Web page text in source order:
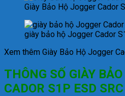
Giày Bảo Hộ Jogger Cador
giày bảo hộ Jogger Cador
Xem thêm Giày Bảo Hộ Jogger
THÔNG SỐ GIÀY
CADOR S1P ESD SRC